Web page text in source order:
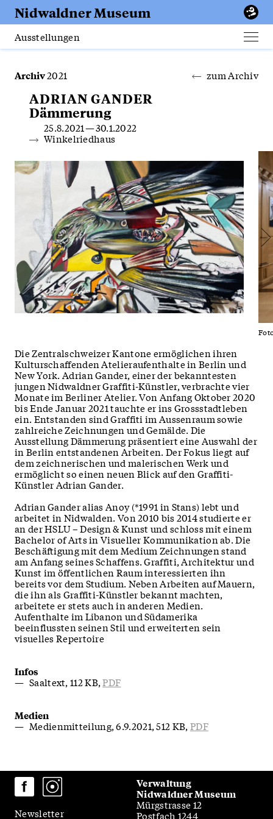
Erfurt
Apotheke
Ausstellungen
NidwaldnerMuseum
Archiv2021 zum Archiv
ADRIAN GANDER
Dämmerung
25.8.2021 — 30.1.2022
Winkelriedhaus
Die Zentralschweizer Kantone ermöglichen ihren
Kulturschaffenden Atelieraufenthalte in Berlin und
New York. Adrian Gander, einer der bekanntesten
jungen Nidwaldner Graffiti-Künstler, verbrachte vier
Monate im Berliner Atelier. Von Anfang Oktober 2020
bis Ende Januar 2021 tauchte er ins Grossstadtleben
ein. Entstanden sind Graffiti im Aussenraum sowie
zahlreiche Zeichnungen und Gemälde. Die
Ausstellung Dämmerung präsentiert eine Auswahl der
in Berlin entstandenen Arbeiten. Der Fokus liegt auf
dem zeichnerischen und malerischen Werk und
ermöglicht so einen neuen Blick auf den Graffiti-
Künstler Adrian Gander.
Adrian Gander alias Anoy (*1991 in Stans) lebt und
arbeitet in Nidwalden. Von 2010 bis 2014 studierte er
an der HSLU – Design & Kunst und schloss mit einem
Bachelor of Arts in Visueller Kommunikation ab. Die
Beschäftigung mit dem Medium Zeichnungen stand
am Anfang seines Schaffens. Graffiti, Architektur und
Kunst im öffentlichen Raum interessierten ihn
bereits vor dem Studium. Neben Arbeiten auf Mauern,
die ihn als Graffiti-Künstler bekannt machten,
arbeitete er stets auch in anderen Medien.
Aufenthalte im Libanon und Südamerika
beeinflussten seinen Stil und erweiterten sein
visuelles Repertoire
Infos
Saaltext 112 KB PDF
Medien
Medienmitteilung 6.9.2021 512 KB PDF
Newsletter
Verwaltung
Nidwaldner Museum
Mürgstrasse 12
Postfach 1244